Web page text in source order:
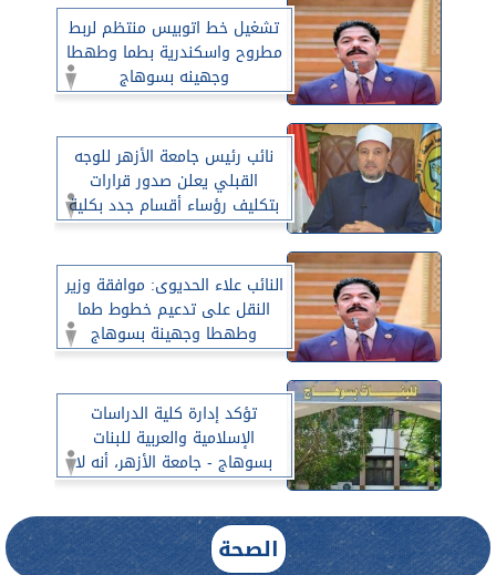
تشغيل خط اتوبيس منتظم لربط
مطروح واسكندرية بطما وطهطا
وجهينه بسوهاج
نائب رئيس جامعة الأزهر للوجه
القبلي يعلن صدور قرارات
بتكليف رؤساء أقسام جدد بكلية
الدراسات الإسلامية والعربية
النائب علاء الحديوى: موافقة وزير
النقل على تدعيم خطوط طما
وطهطا وجهينة بسوهاج
تؤكد إدارة كلية الدراسات
الإسلامية والعربية للبنات
بسوهاج - جامعة الأزهر، أنه لا
صحة على الإطلاق لما تم تداوله
عبر بعض وسائل التواصل
الاجتماعي بشأن إصابة طالبات
المدينة الجامعية.الصحة